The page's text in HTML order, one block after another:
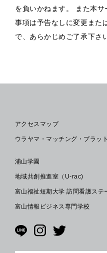
を負いかねます。 また本
事項は予告なしに変更また
で、あらかじめご了承下さ
アクセスマップ
ウラヤマ・マッチング・プラッ
浦山学園
地域共創推進室（U-rac)
富山福祉短期大学 訪問看護ステ
富山情報ビジネス専門学校